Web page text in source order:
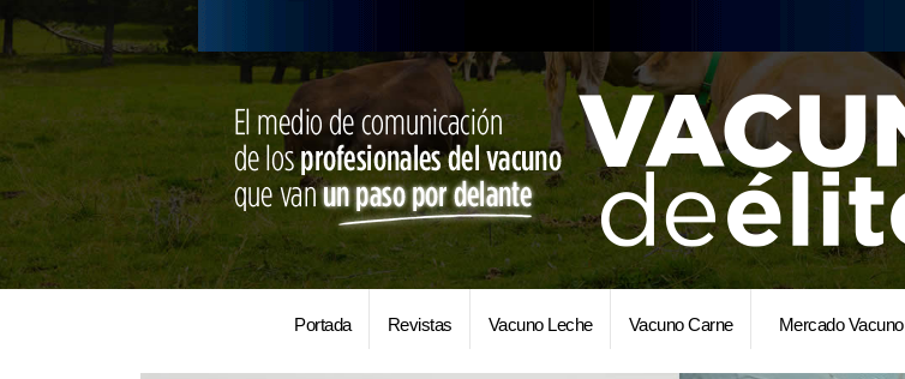
Portada Revistas Vacuno Leche Vacuno Carne Mercado Vacuno